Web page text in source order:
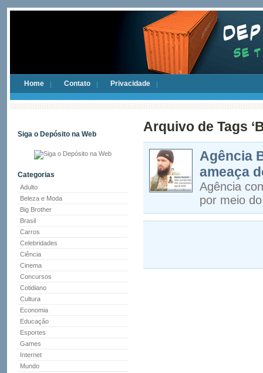
Home Contato Privacidade
Siga o Depósito na Web
Categorias
Adulto
Beleza e Moda
Big Brother
Brasil
Carros
Celebridades
Ciência
Cinema
Concursos
Cotidiano
Cultura
Economia
Educação
Esportes
Games
Internet
Mundo
Arquivo de Tags
Agência
ameaça
Agência
por meio